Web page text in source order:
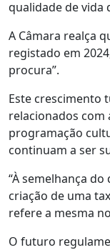
qualidade de vida
A Câmara realça
registado em
procura”.
Este crescimento
relacionados com
programação
continuam a ser
“À semelhança
criação de uma
refere a mesma
O futuro